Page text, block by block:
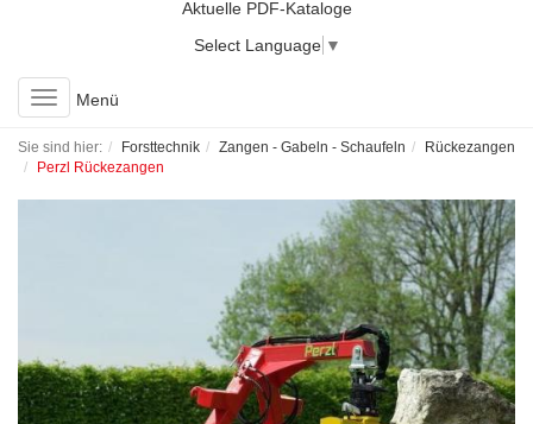
Aktuelle PDF-Kataloge
Select Language ▼
Toggle
navigation
Menü
Sie sind hier: Forsttechnik Zangen - Gabeln - Schaufeln
Rückezangen
Perzl Rückezangen